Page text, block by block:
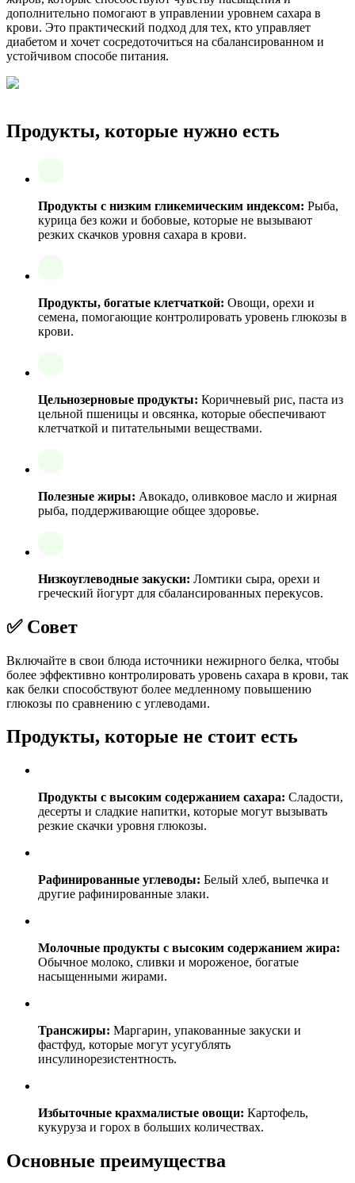
дополнительно помогают в управлении уровнем сахара в
крови. Это практический подход для тех, кто управляет
диабетом и хочет сосредоточиться на сбалансированном и
устойчивом способе питания.
Продукты, которые нужно есть
Продукты с низким гликемическим индексом: Рыба,
курица без кожи и бобовые, которые не вызывают
резких скачков уровня сахара в крови.
Продукты, богатые клетчаткой: Овощи, орехи и
семена, помогающие контролировать уровень глюкозы в
крови.
Цельнозерновые продукты: Коричневый рис, паста из
цельной пшеницы и овсянка, которые обеспечивают
клетчаткой и питательными веществами.
Полезные жиры: Авокадо, оливковое масло и жирная
рыба, поддерживающие общее здоровье.
Низкоуглеводные закуски: Ломтики сыра, орехи и
греческий йогурт для сбалансированных перекусов.
✅ Совет
Включайте в свои блюда источники нежирного белка, чтобы
более эффективно контролировать уровень сахара в крови, так
как белки способствуют более медленному повышению
глюкозы по сравнению с углеводами.
Продукты, которые не стоит есть
Продукты с высоким содержанием сахара: Сладости,
десерты и сладкие напитки, которые могут вызывать
резкие скачки уровня глюкозы.
Рафинированные углеводы: Белый хлеб, выпечка и
другие рафинированные злаки.
Молочные продукты с высоким содержанием жира:
Обычное молоко, сливки и мороженое, богатые
насыщенными жирами.
Трансжиры: Маргарин, упакованные закуски и
фастфуд, которые могут усугублять
инсулинорезистентность.
Избыточные крахмалистые овощи: Картофель,
кукуруза и горох в больших количествах.
Основные преимущества